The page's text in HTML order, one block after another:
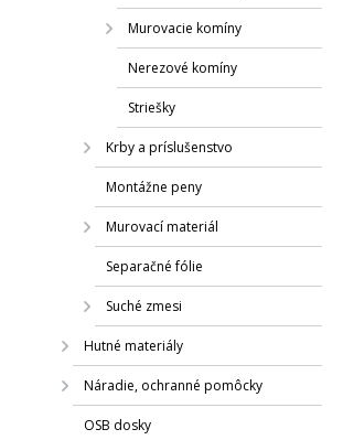
Murovacie komíny
Nerezové komíny
Striešky
Krby a príslušenstvo
Montážne peny
Murovací materiál
Separačné fólie
Suché zmesi
Hutné materiály
Náradie, ochranné pomôcky
OSB dosky